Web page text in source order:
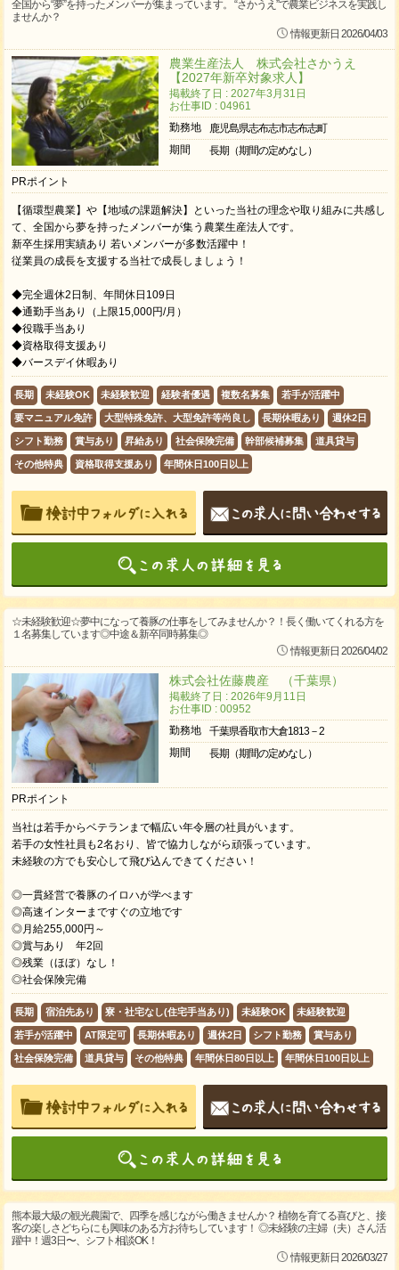
全国から“夢”を持ったメンバーが集まっています。 “さかうえ”で農業ビジネスを実践し
ませんか？
情報更新日 2026/04/03
農業生産法人 株式会社さかうえ
【2027年新卒対象求人】
掲載終了日 : 2027年3月31日
お仕事ID : 04961
勤務地
鹿児島県志布志市志布志町
期間
長期（期間の定めなし）
PRポイント
【循環型農業】や【地域の課題解決】といった当社の理念や取り組みに共感し
て、全国から夢を持ったメンバーが集う農業生産法人です。
新卒生採用実績あり 若いメンバーが多数活躍中！
従業員の成長を支援する当社で成長しましょう！
◆完全週休2日制、年間休日109日
◆通勤手当あり（上限15,000円/月）
◆役職手当あり
◆資格取得支援あり
◆バースデイ休暇あり
長期 未経験OK 未経験歓迎 経験者優遇 複数名募集 若手が活躍中
要マニュアル免許 大型特殊免許、大型免許等尚良し 長期休暇あり 週休2日
シフト勤務 賞与あり 昇給あり 社会保険完備 幹部候補募集 道具貸与
その他特典 資格取得支援あり 年間休日100日以上
☆未経験歓迎☆夢中になって養豚の仕事をしてみませんか？！長く働いてくれる方を
１名募集しています◎中途＆新卒同時募集◎
情報更新日 2026/04/02
株式会社佐藤農産 （千葉県）
掲載終了日 : 2026年9月11日
お仕事ID : 00952
勤務地
千葉県香取市大倉1813－2
期間
長期（期間の定めなし）
PRポイント
当社は若手からベテランまで幅広い年令層の社員がいます。
若手の女性社員も2名おり、皆で協力しながら頑張っています。
未経験の方でも安心して飛び込んできてください！
◎一貫経営で養豚のイロハが学べます
◎高速インターまですぐの立地です
◎月給255,000円～
◎賞与あり 年2回
◎残業（ほぼ）なし！
◎社会保険完備
長期 宿泊先あり 寮・社宅なし(住宅手当あり) 未経験OK 未経験歓迎
若手が活躍中 AT限定可 長期休暇あり 週休2日 シフト勤務 賞与あり
社会保険完備 道具貸与 その他特典 年間休日80日以上 年間休日100日以上
熊本最大級の観光農園で、四季を感じながら働きませんか？ 植物を育てる喜びと、接
客の楽しさどちらにも興味のある方お待ちしています！ ◎未経験の主婦（夫）さん活
躍中！週3日〜、シフト相談OK！
情報更新日 2026/03/27